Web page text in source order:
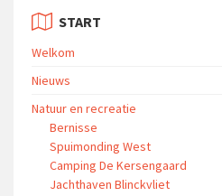
START
Welkom
Nieuws
Natuur en recreatie
Bernisse
Spuimonding West
Camping De Kersengaard
Jachthaven Blinckvliet